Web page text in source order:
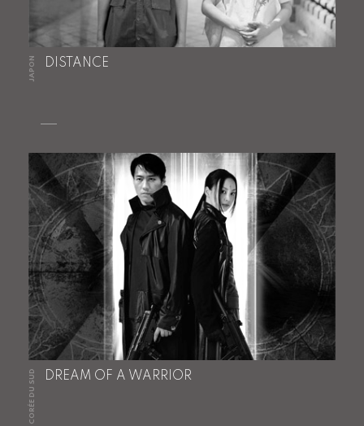
JAPON DISTANCE
CORÉE DU SUD DREAM OF A WARRIOR